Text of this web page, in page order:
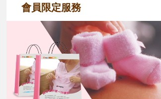
會員限定服務